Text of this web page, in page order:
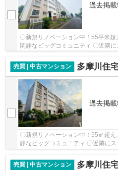
過去掲
〇新規リノベーション中！55平米
閑静なビッグコミュニティ 〇近隣
売買 | 中古マンション
多摩川住
過去掲
〇新規リノベーション中！55㎡超
静なビッグコミュニティ 〇近隣に
売買 | 中古マンション
多摩川住